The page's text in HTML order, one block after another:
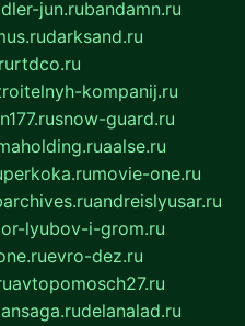
jun.rubandamn.ru
darksand.ru
rtdco.ru
kompanij.ru
snow-guard.ru
aalse.ru
perkoka.rumovie-one.ru
andreislyusar.ru
lyubov-i-grom.ru
evro-dez.ru
avtopomosch27.ru
delanalad.ru